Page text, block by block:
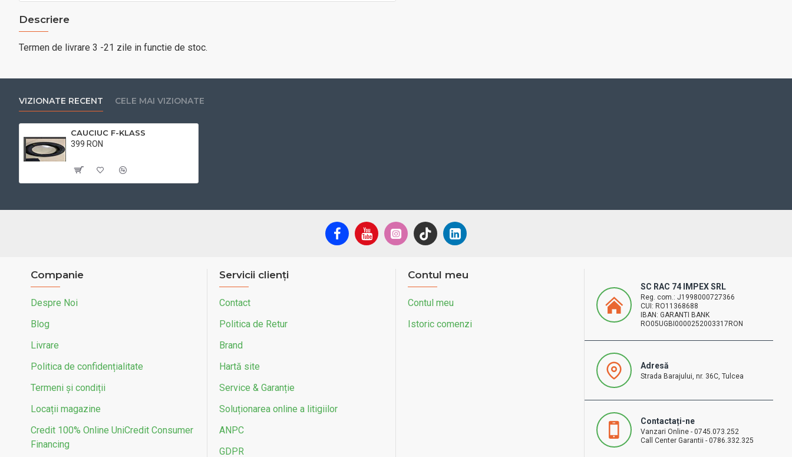
Descriere
Termen de livrare 3 -21 zile in functie de stoc.
VIZIONATE RECENT CELE MAI VIZIONATE
CAUCIUC F-KLASS
399 RON
Companie
Despre Noi
Blog
Livrare
Politica de confidențialitate
Termeni și condiții
Locații magazine
Credit 100% Online UniCredit Consumer
Financing
Servicii clienți
Contact
Politica de Retur
Brand
Hartă site
Service & Garanție
Soluționarea online a litigiilor
ANPC
GDPR
Contul meu
Contul meu
Istoric comenzi
SC RAC 74 IMPEX SRL
Reg. com.: J1998000727366
CUI: RO11368688
IBAN: GARANTI BANK
RO05UGBI0000252003317RON
Adresă
Strada Barajului, nr. 36C, Tulcea
Contactați-ne
Vanzari Online - 0745.073.252
Call Center Garantii - 0786.332.325